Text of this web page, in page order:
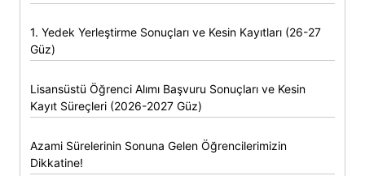
1. Yedek Yerleştirme Sonuçları ve Kesin Kayıtları (26-27
Güz)
Lisansüstü Öğrenci Alımı Başvuru Sonuçları ve Kesin
Kayıt Süreçleri (2026-2027 Güz)
Azami Sürelerinin Sonuna Gelen Öğrencilerimizin
Dikkatine!